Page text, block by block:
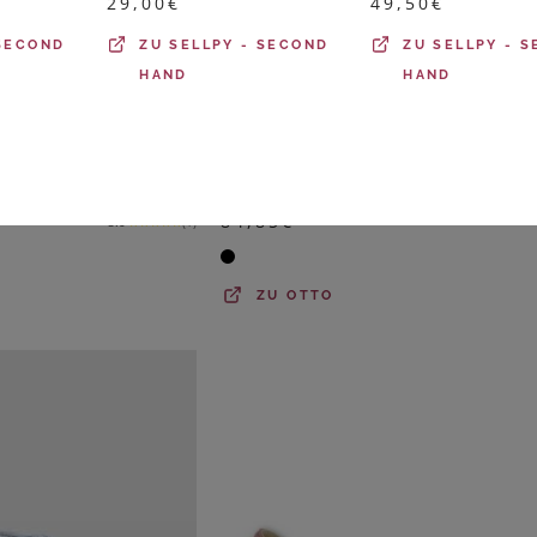
5.0★★★★★(1) 84,85€
ZUOTTO
ZUSELLPY - SECOND
HAND
ZUSELLPY -
HAND